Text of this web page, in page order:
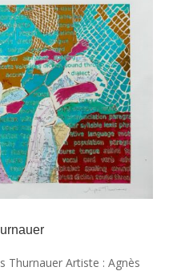
Thurnauer Artiste : Agnès